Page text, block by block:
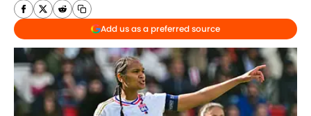
Add us as a preferred source